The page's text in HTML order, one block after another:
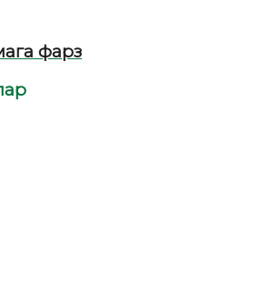
фарз